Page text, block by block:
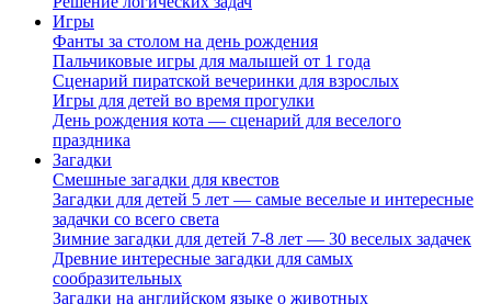
Игры
Фанты за столом на день рождения
Пальчиковые игры для малышей от 1 года
Сценарий пиратской вечеринки для взрослых
Игры для детей во время прогулки
День рождения кота — сценарий для веселого
праздника
Загадки
Смешные загадки для квестов
Загадки для детей 5 лет — самые веселые и интересные
задачки со всего света
Зимние загадки для детей 7-8 лет — 30 веселых задачек
Древние интересные загадки для самых
сообразительных
Загадки на английском языке о животных